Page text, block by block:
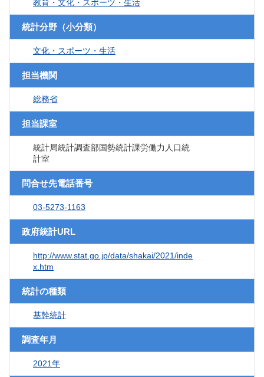
教育・文化・スポーツ・生活
統計分野（小分類）
文化・スポーツ・生活
担当機関
総務省
担当課室
統計局統計調査部国勢統計課労働力人口統
計室
問合せ先電話番号
03-5273-1163
政府統計URL
http://www.stat.go.jp/data/shakai/2021/inde
x.htm
統計の種類
基幹統計
調査年月
2021年